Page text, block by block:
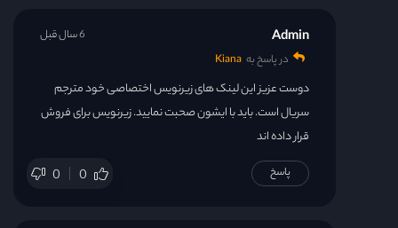
Admin
در پاسخ به Kiana
دوست عزیز این لینک های زیرنویس اختصاصی خود مترجم
سریال است. باید با ایشون صحبت نمایید. زیرنویس برای فروش
قرار داده اند
0 0
6 سال قبل
پاسخ